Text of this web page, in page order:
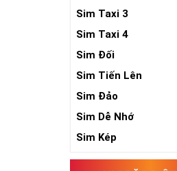
Sim Taxi 3
Sim Taxi 4
Sim Đối
Sim Tiến Lên
Sim Đảo
Sim Dễ Nhớ
Sim Kép